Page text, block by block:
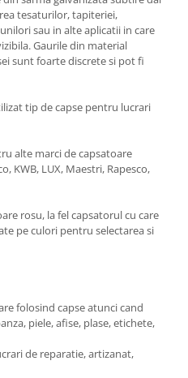
tesaturilor, tapiteriei,
sau in alte aplicatii in care
Gaurile din material
sunt foarte discrete si pot fi
tip de capse pentru lucrari
alte marci de capsatoare
KWB, LUX, Maestri, Rapesco,
rosu, la fel capsatorul cu care
pe culori pentru selectarea si
folosind capse atunci cand
piele, afise, plase, etichete,
de reparatie, artizanat,